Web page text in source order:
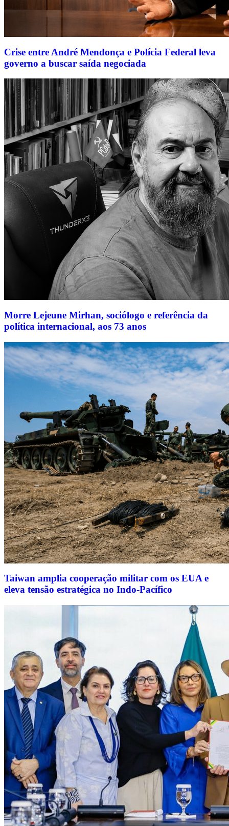
Crise entre André Mendonça e Polícia Federal leva
governo a buscar saída negociada
Morre Lejeune Mirhan, sociólogo e referência da
política internacional, aos 73 anos
Taiwan amplia cooperação militar com os EUA e
eleva tensão estratégica no Indo-Pacífico